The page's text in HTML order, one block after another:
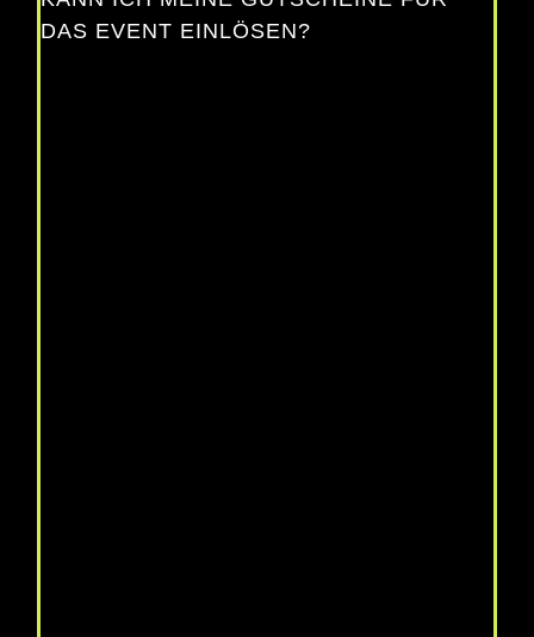
DAS EVENT EINLÖSEN?